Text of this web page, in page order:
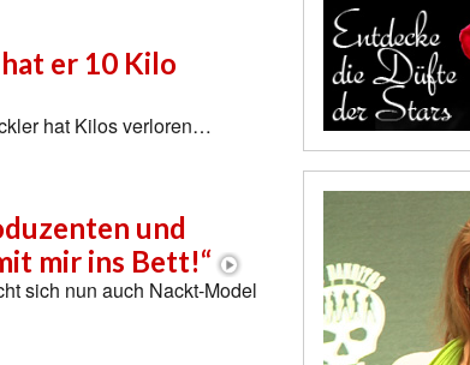
er 10 Kilo
hat Kilos verloren…
und
mir ins Bett!“
sich nun auch Nackt-Model